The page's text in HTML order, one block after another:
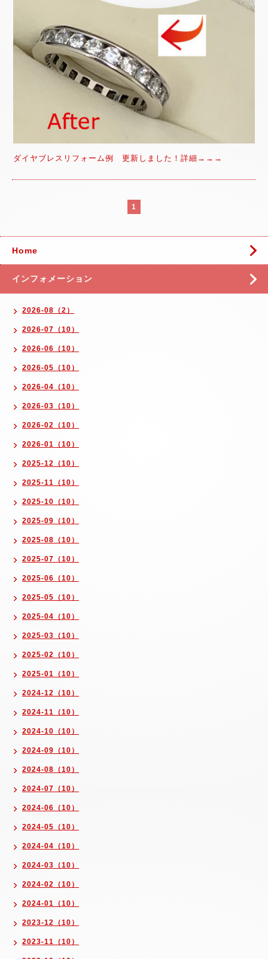
ダイヤブレスリフォーム例 更新しました！詳細→→→
1
Home
インフォメーション
2026-08（2）
2026-07（10）
2026-06（10）
2026-05（10）
2026-04（10）
2026-03（10）
2026-02（10）
2026-01（10）
2025-12（10）
2025-11（10）
2025-10（10）
2025-09（10）
2025-08（10）
2025-07（10）
2025-06（10）
2025-05（10）
2025-04（10）
2025-03（10）
2025-02（10）
2025-01（10）
2024-12（10）
2024-11（10）
2024-10（10）
2024-09（10）
2024-08（10）
2024-07（10）
2024-06（10）
2024-05（10）
2024-04（10）
2024-03（10）
2024-02（10）
2024-01（10）
2023-12（10）
2023-11（10）